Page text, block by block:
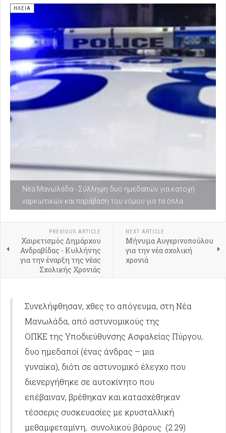
Νέα Μανωλάδα - Σύλληψη δυο ημεδαπών για κατοχή
ναρκωτικών και παράβαση του νόμου για τα όπλα
ΗΛΕΊΑ
PREVIOUS ARTICLE
Χαιρετισμός Δημάρχου
Ανδραβίδας - Κυλλήνης
για την έναρξη της νέας
Σχολικής Χρονιάς
NEXT ARTICLE
Μήνυμα Αυγερινοπούλου
για την νέα σχολική
χρονιά
Συνελήφθησαν, χθες το απόγευμα, στη Νέα
Μανωλάδα, από αστυνομικούς της
ΟΠΚΕ της Υποδιεύθυνσης Ασφαλείας Πύργου,
δυο ημεδαποί (ένας άνδρας – μια
γυναίκα), διότι σε αστυνομικό έλεγχο που
διενεργήθηκε σε αυτοκίνητο που
επέβαιναν, βρέθηκαν και κατασχέθηκαν
τέσσερις συσκευασίες με κρυσταλλική
μεθαμφεταμίνη, συνολικού βάρους (2.29)